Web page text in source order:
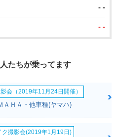
- -
- -
たちが乗ってます
会（2019年11月24日開催）
ＡＨＡ・他車種(ヤマハ)
ク撮影会(2019年1月19日)